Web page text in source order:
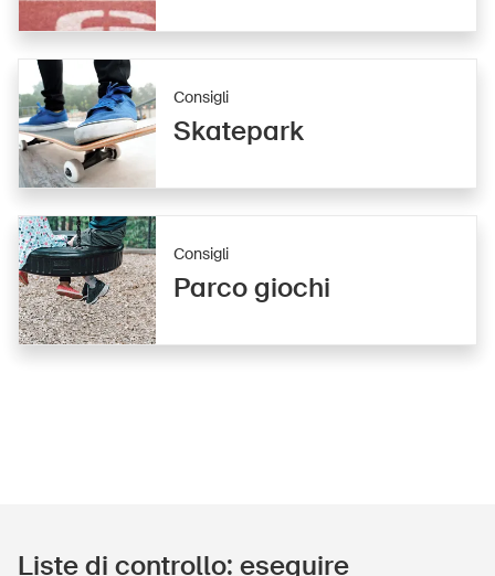
Consigli
Skatepark
Consigli
Parco giochi
Liste di controllo: eseguire